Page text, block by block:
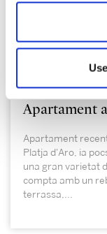
230.000 €
Apartament
Apartament
Platja d'Aro, ia
una gran varietat
compta amb un
terrassa,...